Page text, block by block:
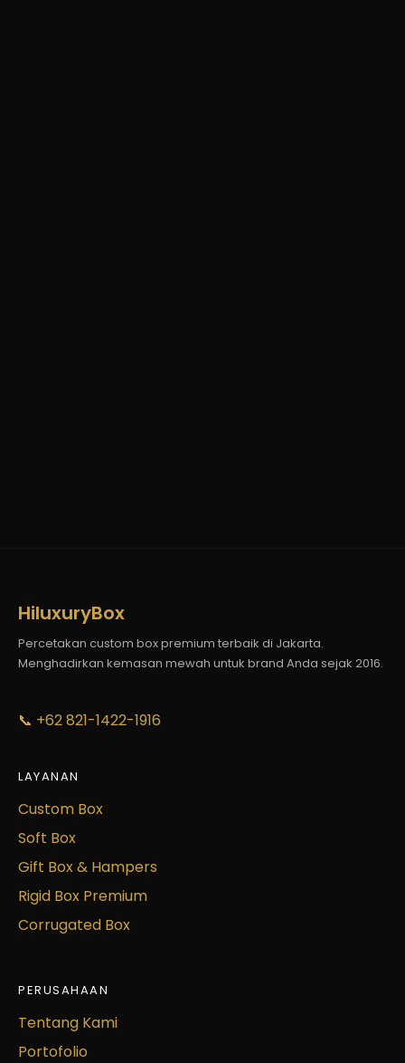
HiluxuryBox
Percetakan custom box premium terbaik di Jakarta.
Menghadirkan kemasan mewah untuk brand Anda sejak 2016.
📞 +62 821-1422-1916
LAYANAN
Custom Box
Soft Box
Gift Box & Hampers
Rigid Box Premium
Corrugated Box
PERUSAHAAN
Tentang Kami
Portofolio